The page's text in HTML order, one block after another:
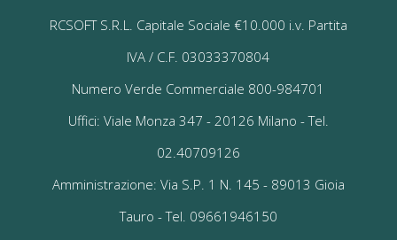
RCSOFT S.R.L. Capitale Sociale €10.000 i.v. Partita
IVA / C.F. 03033370804
Numero Verde Commerciale 800-984701
Uffici: Viale Monza 347 - 20126 Milano - Tel.
02.40709126
Amministrazione: Via S.P. 1 N. 145 - 89013 Gioia
Tauro - Tel. 09661946150